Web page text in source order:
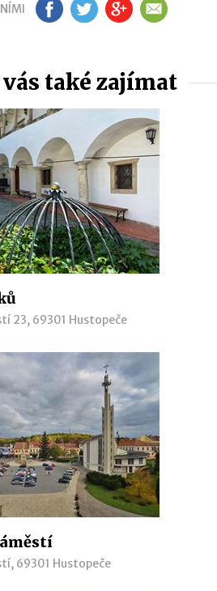
FB TW G+ EM
také zajímat
23, 69301 Hustopeče
69301 Hustopeče